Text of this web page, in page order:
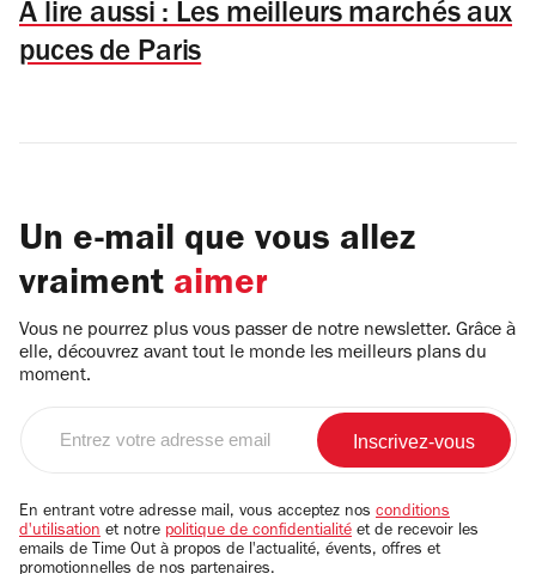
À lire aussi : Les meilleurs marchés aux
puces de Paris
Un e-mail que vous allez
vraiment aimer
Vous ne pourrez plus vous passer de notre newsletter. Grâce à
elle, découvrez avant tout le monde les meilleurs plans du
moment.
email
En entrant votre adresse mail, vous acceptez nos conditions
d'utilisation et notre politique de confidentialité et de recevoir les
emails de Time Out à propos de l'actualité, évents, offres et
promotionnelles de nos partenaires.